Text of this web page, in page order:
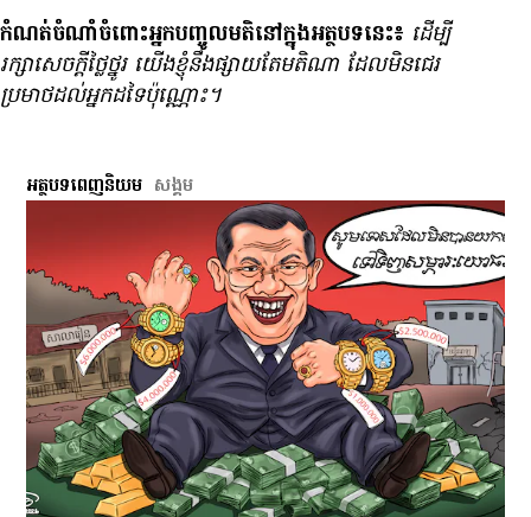
កំណត់ចំណាំចំពោះអ្នកបញ្ចូលមតិនៅក្នុងអត្ថបទនេះ៖ ដើម្បី​
រក្សា​សេចក្ដី​ថ្លៃថ្នូរ យើង​ខ្ញុំ​នឹង​ផ្សាយ​តែ​មតិ​ណា ដែល​មិន​ជេរ​
ប្រមាថ​ដល់​អ្នក​ដទៃ​ប៉ុណ្ណោះ។
អត្ថបទពេញនិយម សង្គម